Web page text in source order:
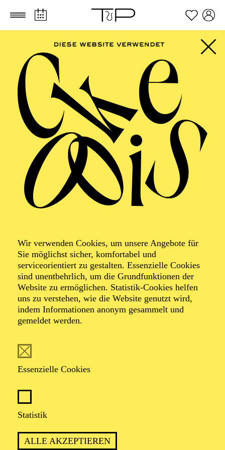
Zum Hauptinhalt springen Zum Footer springen
Wir verwenden Cookies, um unsere Angebote für
Sie möglichst sicher, komfortabel und
serviceorientiert zu gestalten. Essenzielle Cookies
sind unentbehrlich, um die Grundfunktionen der
Website zu ermöglichen. Statistik-Cookies helfen
uns zu verstehen, wie die Website genutzt wird,
indem Informationen anonym gesammelt und
gemeldet werden.
Essenzielle Cookies
Statistik
ALLE AKZEPTIEREN
Foto: Benne Ochs
KS. Christina Clark
Sopran
Minnesota, geboren. Noch während ihrer
Ann Arbor debütierte sie als Rosina ("Il Barbiere di
Gretel ("Hänsel und Gretel") an der Toledo Opera
sowie Musette ("La Bohème") an der Cleveland Opera.